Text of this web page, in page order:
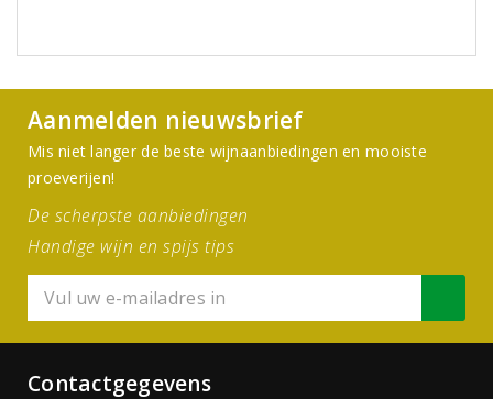
Aanmelden nieuwsbrief
Mis niet langer de beste wijnaanbiedingen en mooiste
proeverijen!
De scherpste aanbiedingen
Handige wijn en spijs tips
Contactgegevens